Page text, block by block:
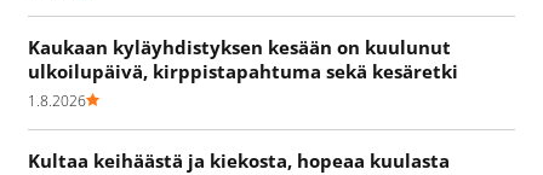
Kaukaan kyläyhdistyksen kesään on kuulunut
ulkoilupäivä, kirppistapahtuma sekä kesäretki
1.8.2026
Kultaa keihäästä ja kiekosta, hopeaa kuulasta